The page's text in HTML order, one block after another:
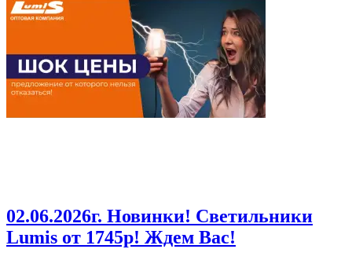
02.06.2026г. Новинки! Светильники
Lumis от 1745р! Ждем Вас!